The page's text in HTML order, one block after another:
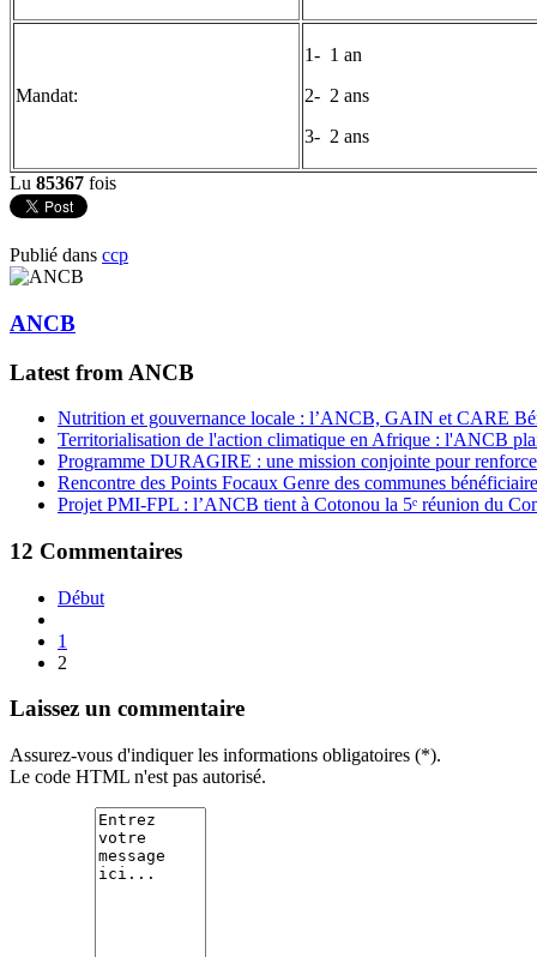
Mandat:
1- 1 an
2- 2 ans
3- 2 ans
Lu 85367 fois
Publié dans ccp
ANCB
Latest from ANCB
Nutrition et gouvernance locale : l’ANCB, GAIN et CARE
Territorialisation de l'action climatique en Afrique : l'ANCB
Programme DURAGIRE : une mission conjointe pour
Rencontre des Points Focaux Genre des communes
Projet PMI-FPL : l’ANCB tient à Cotonou la 5ᵉ réunion du
12 Commentaires
Début
1
2
Laissez un commentaire
Assurez-vous d'indiquer les informations obligatoires (*).
Le code HTML n'est pas autorisé.